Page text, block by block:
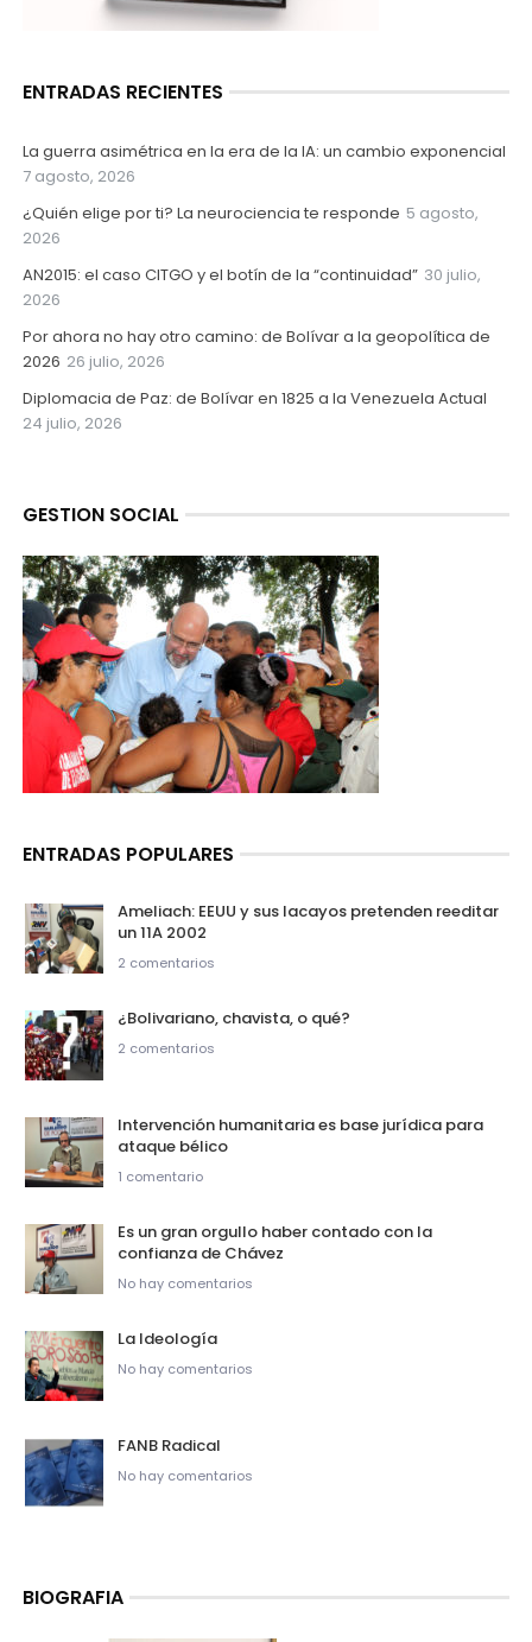
ENTRADAS RECIENTES
La guerra asimétrica en la era de la IA: un cambio exponencial
7 agosto, 2026
¿Quién elige por ti? La neurociencia te responde 5 agosto,
2026
AN2015: el caso CITGO y el botín de la “continuidad” 30 julio,
2026
Por ahora no hay otro camino: de Bolívar a la geopolítica de
2026 26 julio, 2026
Diplomacia de Paz: de Bolívar en 1825 a la Venezuela Actual
24 julio, 2026
GESTION SOCIAL
ENTRADAS POPULARES
Ameliach: EEUU y sus lacayos pretenden reeditar
un 11A 2002
2 comentarios
¿Bolivariano, chavista, o qué?
2 comentarios
Intervención humanitaria es base jurídica para
ataque bélico
1 comentario
Es un gran orgullo haber contado con la
confianza de Chávez
No hay comentarios
La Ideología
No hay comentarios
FANB Radical
No hay comentarios
BIOGRAFIA